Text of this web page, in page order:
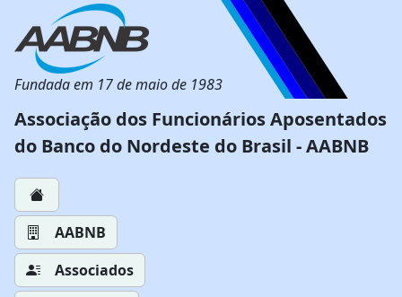
Fundada em 17 de maio de 1983
Associação dos Funcionários Aposentados
do Banco do Nordeste do Brasil - AABNB
AABNB
Associados